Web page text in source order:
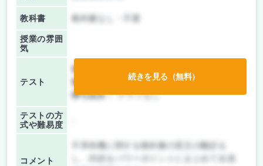
教科書 教科書なし・不要
授業の雰囲
気
テスト
前期/中間：
後期/期末：
授業無し
持ち込み：テストなし
テストの方
式や難易度
コメント
不斉有機に関する教科書の英文の翻訳を
続きを見る（無料）